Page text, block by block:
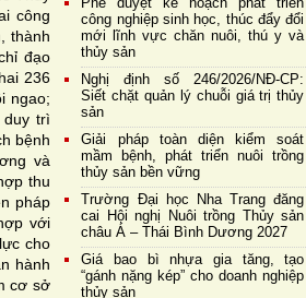
công
thành
đạo
236
ngao;
duy trì
bệnh
và
thu
pháp
với
cho
hành
cơ sở
công nghiệp sinh học, thúc đẩy đổi
mới lĩnh vực chăn nuôi, thú y và
thủy sản
Nghị định số 246/2026/NĐ-CP:
Siết chặt quản lý chuỗi giá trị thủy
sản
Giải pháp toàn diện kiểm soát
mầm bệnh, phát triển nuôi trồng
thủy sản bền vững
Trường Đại học Nha Trang đăng
cai Hội nghị Nuôi trồng Thủy sản
châu Á – Thái Bình Dương 2027
Giá bao bì nhựa gia tăng, tạo
“gánh nặng kép” cho doanh nghiệp
thủy sản